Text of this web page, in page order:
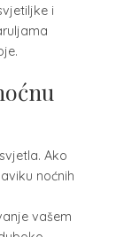
i
Ako
noćnih
vašem